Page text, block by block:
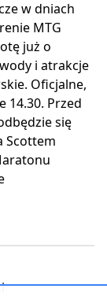
w dniach
MTG
już o
i atrakcje
Oficjalne,
14.30. Przed
się
Scottem